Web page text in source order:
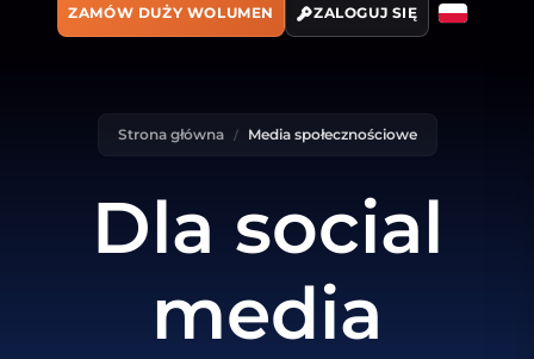
ZAMÓW DUŻY WOLUMEN ZALOGUJ SIĘ
Strona główna Media społecznościowe
Dla social
media